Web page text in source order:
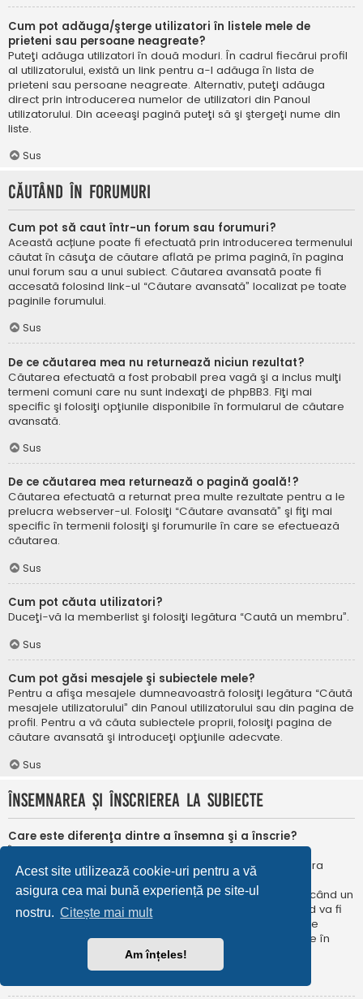
Acest site utilizează cookie-uri pentru a vă
asigura cea mai bună experiență pe site-ul
nostru. Citește mai mult
Am înțeles!
Cum pot adăuga/şterge utilizatori în listele mele de
prieteni sau persoane neagreate?
Puteţi adăuga utilizatori în două moduri. În cadrul fiecărui profil
al utilizatorului, există un link pentru a-l adăuga în lista de
prieteni sau persoane neagreate. Alternativ, puteţi adăuga
direct prin introducerea numelor de utilizatori din Panoul
utilizatorului. Din aceeaşi pagină puteţi să şi ştergeţi nume din
liste.
Sus
Căutând în forumuri
Cum pot să caut într-un forum sau forumuri?
Această acțiune poate fi efectuată prin introducerea termenului
căutat în căsuţa de căutare aflată pe prima pagină, în pagina
unui forum sau a unui subiect. Căutarea avansată poate fi
accesată folosind link-ul “Căutare avansată” localizat pe toate
paginile forumului.
Sus
De ce căutarea mea nu returnează niciun rezultat?
Căutarea efectuată a fost probabil prea vagă şi a inclus mulţi
termeni comuni care nu sunt indexaţi de phpBB3. Fiţi mai
specific şi folosiţi opţiunile disponibile în formularul de căutare
avansată.
Sus
De ce căutarea mea returnează o pagină goală!?
Căutarea efectuată a returnat prea multe rezultate pentru a le
prelucra webserver-ul. Folosiţi “Căutare avansată” şi fiţi mai
specific în termenii folosiţi şi forumurile în care se efectuează
căutarea.
Sus
Cum pot căuta utilizatori?
Duceţi-vă la memberlist şi folosiţi legătura “Caută un membru”.
Sus
Cum pot găsi mesajele şi subiectele mele?
Pentru a afişa mesajele dumneavoastră folosiţi legătura “Căută
mesajele utilizatorului” din Panoul utilizatorului sau din pagina de
profil. Pentru a vă căuta subiectele proprii, folosiţi pagina de
căutare avansată şi introduceţi opţiunile adecvate.
Sus
Însemnarea şi înscrierea la subiecte
Care este diferenţa dintre a însemna şi a înscrie?
În phpBB 3.0 însemnarea era foarte asemănătoare cu
însemnarea în browser-ul web. Nu eraţi notificat când era
publicat un răspuns. În phpBB 3.1, însemnarea este
asemănătoarea înscrierii la un subiect. Puteți fi notificat când un
subiect este actualizat. Înscriindu-vă, veţi fi notificat când va fi
publicat un răspuns în subiectul sau în forum. Opțiunile de
notificare pentru însemnare și înscriere pot fi configurate în
Panoul utilizatorului, sub “Preferințe forum”.